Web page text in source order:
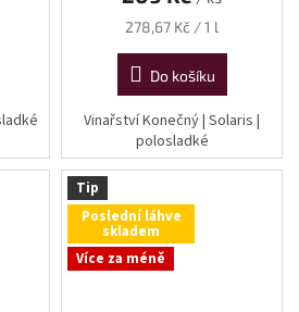
Měrná
278,67 Kč / 1 l
Do košíku
Vinařství Konečný | Solaris |
polosladké
Tip
Poslední láhve
skladem
Více za méně